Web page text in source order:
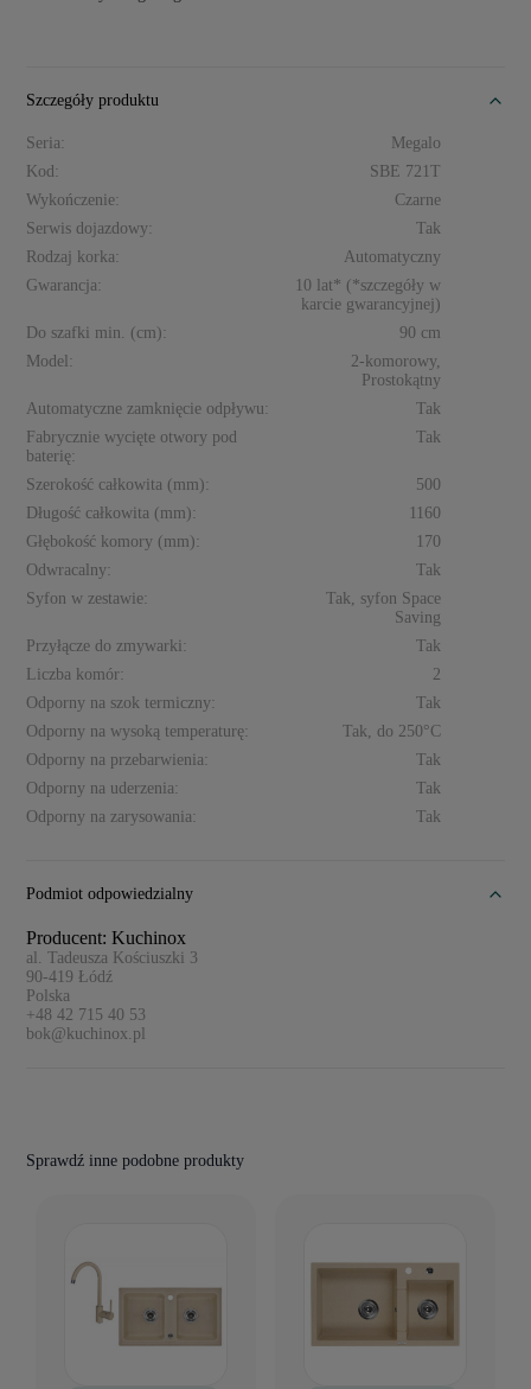
Szczegóły produktu
Seria:
Megalo
Kod:
SBE 721T
Wykończenie:
Czarne
Serwis dojazdowy:
Tak
Rodzaj korka:
Automatyczny
Gwarancja:
10 lat* (*szczegóły w
karcie gwarancyjnej)
Do szafki min. (cm):
90 cm
Model:
2-komorowy,
Prostokątny
Automatyczne zamknięcie odpływu:
Tak
Fabrycznie wycięte otwory pod
baterię:
Tak
Szerokość całkowita (mm):
500
Długość całkowita (mm):
1160
Głębokość komory (mm):
170
Odwracalny:
Tak
Syfon w zestawie:
Tak, syfon Space
Saving
Przyłącze do zmywarki:
Tak
Liczba komór:
2
Odporny na szok termiczny:
Tak
Odporny na wysoką temperaturę:
Tak, do 250°C
Odporny na przebarwienia:
Tak
Odporny na uderzenia:
Tak
Odporny na zarysowania:
Tak
Podmiot odpowiedzialny
Producent: Kuchinox
al. Tadeusza Kościuszki 3
90-419Łódź
Polska
+48 42 715 40 53
bok@kuchinox.pl
Sprawdź inne podobne produkty